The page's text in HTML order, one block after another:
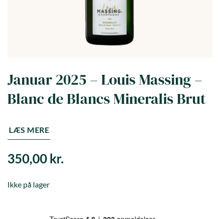
Januar 2025 – Louis Massing –
Blanc de Blancs Mineralis Brut
LÆS MERE
350,00kr.
Ikke på lager